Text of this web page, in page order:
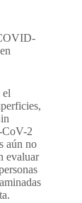
el
CoV-2
aún no
evaluar